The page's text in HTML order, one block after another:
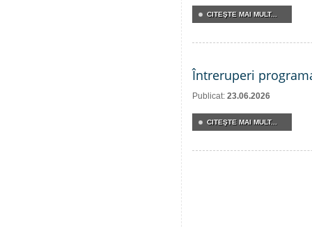
CITEŞTE MAI MULT...
Întreruperi
Publicat: 23.06.2026
CITEŞTE MAI MULT...